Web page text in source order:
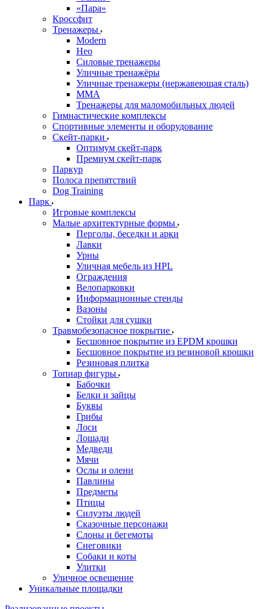
«Пара»
Кроссфит
Тренажеры
Modern
Нео
Силовые тренажеры
Уличные тренажёры
Уличные тренажеры (нержавеющая сталь)
ММА
Тренажеры для маломобильных людей
Гимнастические комплексы
Спортивные элементы и оборудование
Скейт-парки
Оптимум скейт-парк
Премиум скейт-парк
Паркур
Полоса препятствий
Dog Training
Парк
Игровые комплексы
Малые архитектурные формы
Перголы, беседки и арки
Лавки
Урны
Уличная мебель из HPL
Ограждения
Велопарковки
Информационные стенды
Вазоны
Стойки для сушки
Травмобезопасное покрытие
Бесшовное покрытие из EPDM крошки
Бесшовное покрытие из резиновой крошки
Резиновая плитка
Топиар фигуры
Бабочки
Белки и зайцы
Буквы
Грибы
Лоси
Лошади
Медведи
Мячи
Ослы и олени
Павлины
Предметы
Птицы
Силуэты людей
Сказочные персонажи
Слоны и бегемоты
Снеговики
Собаки и коты
Улитки
Уличное освещение
Уникальные площадки